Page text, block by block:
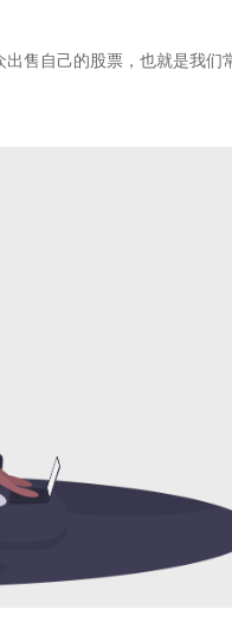
售自己的股票，也就是我